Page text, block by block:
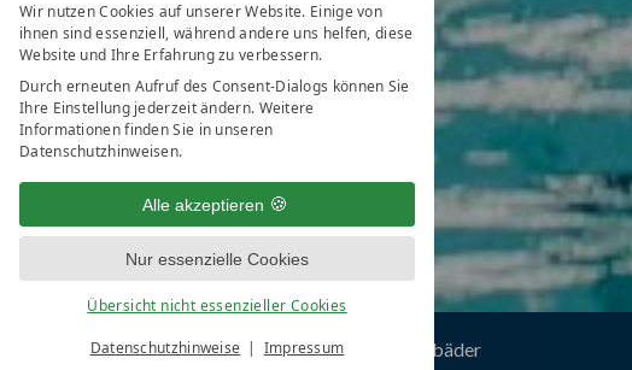
Wir nutzen Cookies auf unserer Website. Einige von
ihnen sind essenziell, während andere uns helfen, diese
Website und Ihre Erfahrung zu verbessern.
Durch erneuten Aufruf des Consent-Dialogs können Sie
Ihre Einstellung jederzeit ändern. Weitere
Informationen finden Sie in unseren
Datenschutzhinweisen.
Alle akzeptieren
Nur essenzielle Cookies
Übersicht nicht essenzieller Cookies
Datenschutzhinweise Impressum
Erlebnis-Freibad im Sommer